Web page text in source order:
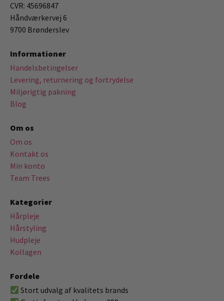
CVR: 45696847
Håndværkervej 6
9700 Brønderslev
Informationer
Handelsbetingelser
Levering, returnering og fortrydelse
Miljørigtig pakning
Blog
Om os
Om os
Kontakt os
Min konto
Team Trees
Kategorier
Hårpleje
Hårstyling
Hudpleje
Kollagen
Fordele
Stort udvalg af kvalitets brands